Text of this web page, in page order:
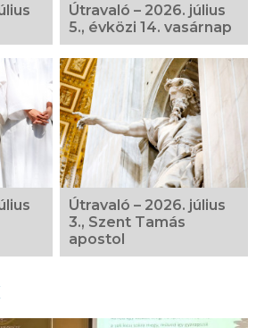
Útravaló – 2026. július
5., évközi 14. vasárnap
Útravaló – 2026. július
3., Szent Tamás
apostol